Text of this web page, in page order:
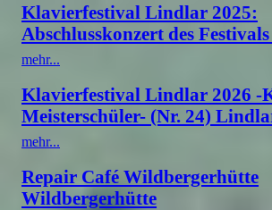
Klavierfestival Lindlar 2025:
Abschlusskonzert des
mehr...
Klavierfestival Lindlar 2026 -
Meisterschüler- (Nr. 24)
mehr...
Repair Café Wildbergerhütte
Wildbergerhütte